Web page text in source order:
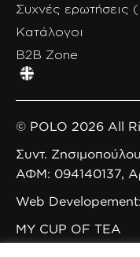
Συχνές ερωτήσεις
Κατάλογοι
B2B Zone
© POLO 2026 All
Συντ.
ΑΦΜ: 094140137,
Web
MY CUP OF TEA